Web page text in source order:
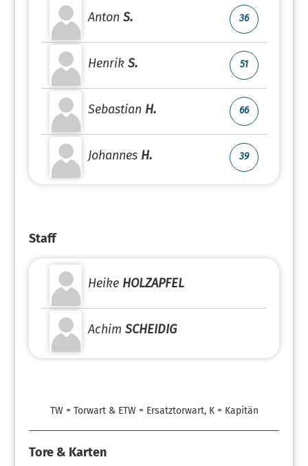
Anton S. 36
Henrik S. 51
Sebastian H. 66
Johannes H. 39
Staff
Heike HOLZAPFEL
Achim SCHEIDIG
TW = Torwart & ETW = Ersatztorwart, K = Kapitän
Tore & Karten